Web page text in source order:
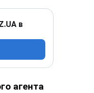
в
агента